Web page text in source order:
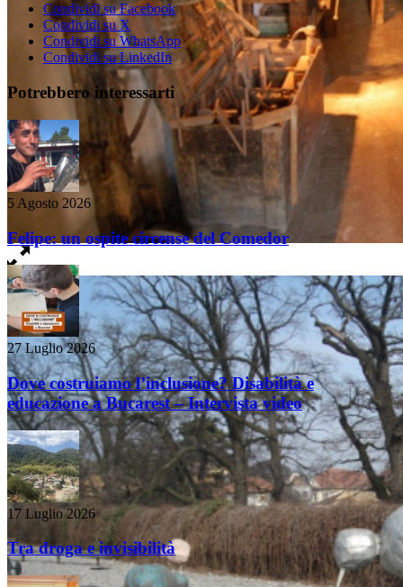
Condividi su Facebook
Condividi su X
Condividi su WhatsApp
Condividi su LinkedIn
Potrebbero interessarti
5 Agosto 2026
Felipe: un ospite circense del Comedor
27 Luglio 2026
Dove costruiamo l’inclusione? Disabilità e
educazione a Bucarest – Intervista video
17 Luglio 2026
Tra droga e invisibilità